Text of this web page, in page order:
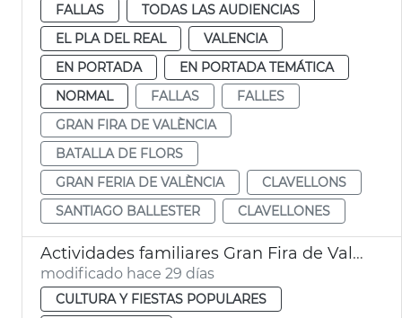
FALLAS
TODAS LAS AUDIENCIAS
EL PLA DEL REAL
VALENCIA
EN PORTADA
EN PORTADA TEMÁTICA
NORMAL
FALLAS
FALLES
GRAN FIRA DE VALÈNCIA
BATALLA DE FLORS
GRAN FERIA DE VALÈNCIA
CLAVELLONS
SANTIAGO BALLESTER
CLAVELLONES
Actividades familiares Gran Fira de València
modificado hace 29 días
CULTURA Y FIESTAS POPULARES